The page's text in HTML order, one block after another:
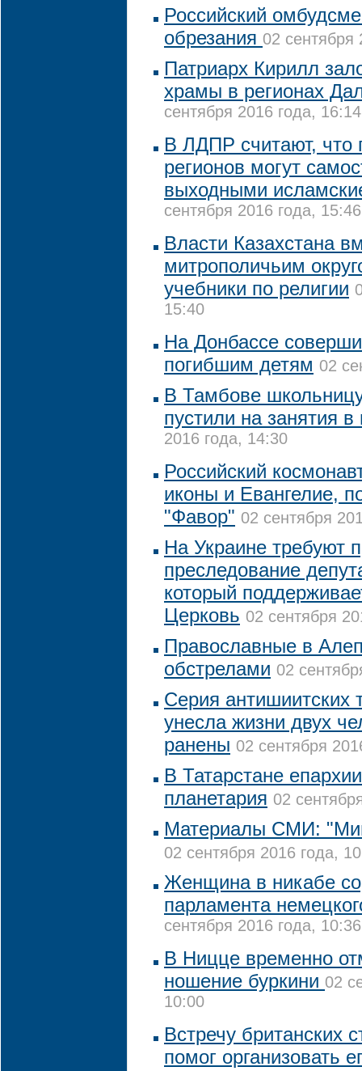
Российский
обрезания 02 сентября
Патриарх Кирилл
храмы в регионах
сентября 2016 года, 16:14
В ЛДПР считают, что
регионов могут
выходными
сентября 2016 года, 15:46
Власти Казахстана
митрополичьим
учебники по религии
15:40
На Донбассе
погибшим детям 02
В Тамбове
пустили на занятия в
2016 года, 14:30
Российский
иконы и Евангелие,
"Фавор" 02 сентября
На Украине требуют
преследование
который
Церковь 02 сентября
Православные в
обстрелами 02
Серия антишиитских
унесла жизни двух
ранены 02 сентября
В Татарстане
планетария 02
Материалы СМИ:
02 сентября 2016 года,
Женщина в никабе
парламента
сентября 2016 года, 10:36
В Ницце временно
ношение буркини 02
10:00
Встречу британских
помог организовать